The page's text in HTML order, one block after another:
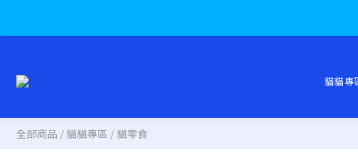
貓貓專
全部商品 /貓貓專區 /貓零食